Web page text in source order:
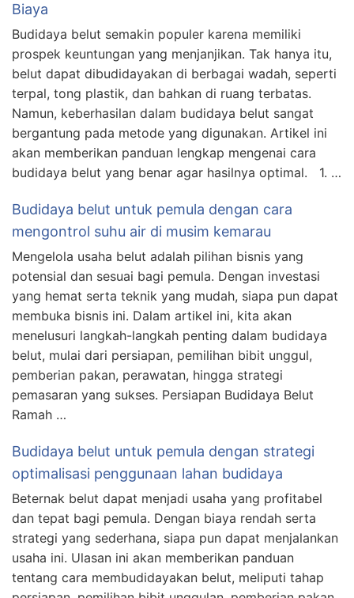
Biaya
Budidaya belut semakin populer karena memiliki
prospek keuntungan yang menjanjikan. Tak hanya itu,
belut dapat dibudidayakan di berbagai wadah, seperti
terpal, tong plastik, dan bahkan di ruang terbatas.
Namun, keberhasilan dalam budidaya belut sangat
bergantung pada metode yang digunakan. Artikel ini
akan memberikan panduan lengkap mengenai cara
budidaya belut yang benar agar hasilnya optimal. 1. …
Budidaya belut untuk pemula dengan cara
mengontrol suhu air di musim kemarau
Mengelola usaha belut adalah pilihan bisnis yang
potensial dan sesuai bagi pemula. Dengan investasi
yang hemat serta teknik yang mudah, siapa pun dapat
membuka bisnis ini. Dalam artikel ini, kita akan
menelusuri langkah-langkah penting dalam budidaya
belut, mulai dari persiapan, pemilihan bibit unggul,
pemberian pakan, perawatan, hingga strategi
pemasaran yang sukses. Persiapan Budidaya Belut
Ramah …
Budidaya belut untuk pemula dengan strategi
optimalisasi penggunaan lahan budidaya
Beternak belut dapat menjadi usaha yang profitabel
dan tepat bagi pemula. Dengan biaya rendah serta
strategi yang sederhana, siapa pun dapat menjalankan
usaha ini. Ulasan ini akan memberikan panduan
tentang cara membudidayakan belut, meliputi tahap